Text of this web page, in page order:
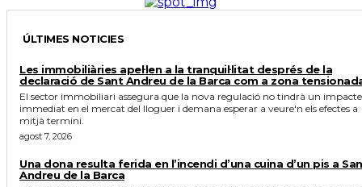
ÚLTIMES NOTICIES
Les immobiliàries apel·len a la tranquil·litat després de la
declaració de Sant Andreu de la Barca com a zona
El sector immobiliari assegura que la nova regulació no tindrà un impacte
immediat en el mercat del lloguer i demana esperar a veure'n els efectes a
mitjà termini.
agost 7, 2026
Una dona resulta ferida en l’incendi d’una cuina d’un pis a
Andreu de la Barca